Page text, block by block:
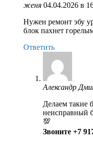
женя 04.04.2026 в
Нужен ремонт эбу
блок пахнет
Ответить
Александр
Делаем такие
неисправный
💯
Звоните +7